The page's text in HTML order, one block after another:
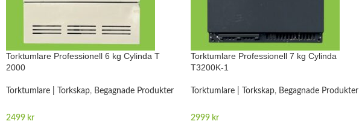
Torktumlare Professionell 6 kg Cylinda T
2000
Torktumlare | Torkskap, Begagnade Produkter
2499 kr
Torktumlare Professionell 7 kg Cylinda
T3200K-1
Torktumlare | Torkskap, Begagnade Produkter
2999 kr